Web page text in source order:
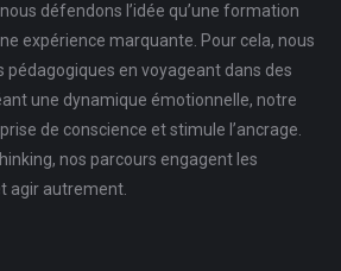
défendons l’idée qu’une formation
expérience marquante. Pour cela, nous
pédagogiques en voyageant dans des
une dynamique émotionnelle, notre
de conscience et stimule l’ancrage.
nos parcours engagent les
agir autrement.